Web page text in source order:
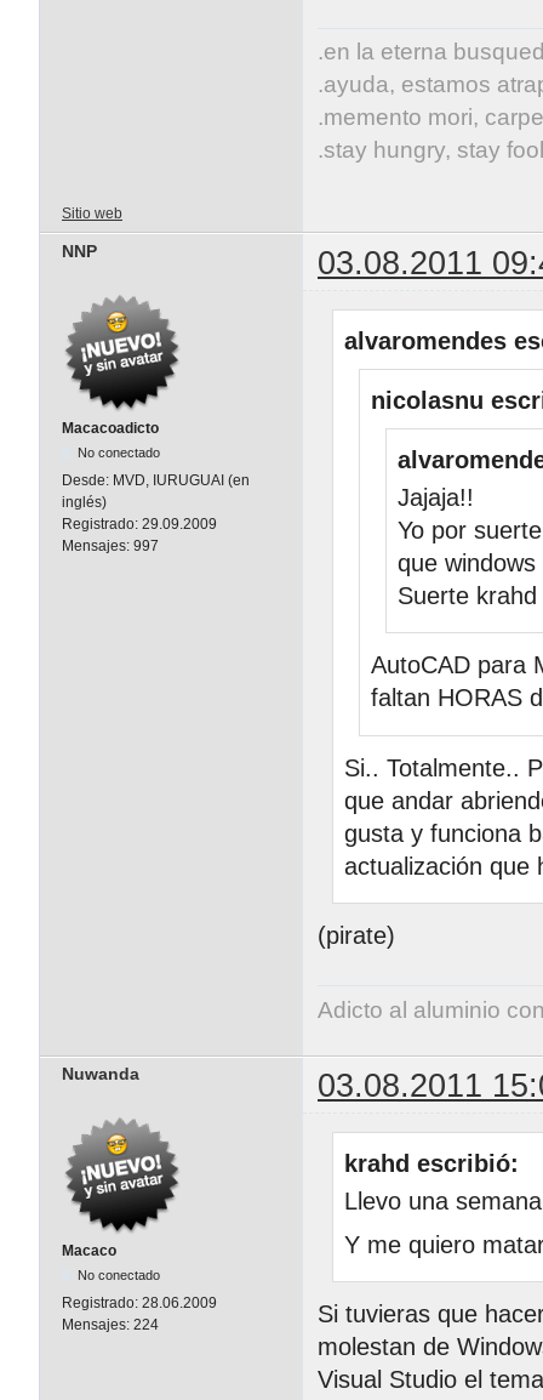
.en la eterna
.ayuda, estamos
.memento mori,
.stay hungry, stay
Sitio web
NNP 03.08.2011
Macacoadicto
No conectado
Desde: MVD, IURUGUAI (en
inglés)
Registrado: 29.09.2009
Mensajes: 997
alvaromendes
nicolasnu
Jajaja!!
Yo por
que
Suerte krahd
AutoCAD para
faltan HORAS
Si.. Totalmente..
que andar
gusta y funciona
actualización que
(pirate)
Adicto al aluminio
Nuwanda 03.08.2011
Macaco
No conectado
Registrado: 28.06.2009
Mensajes: 224
krahd escribió:
Llevo una
Y me quiero
Si tuvieras que
molestan de
Visual Studio el